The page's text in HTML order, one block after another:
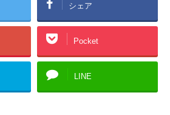
シェア
Pocket
LINE